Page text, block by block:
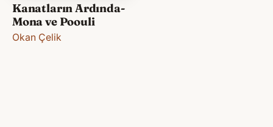
Kanatların Ardında-
Mona ve Poouli
Okan Çelik